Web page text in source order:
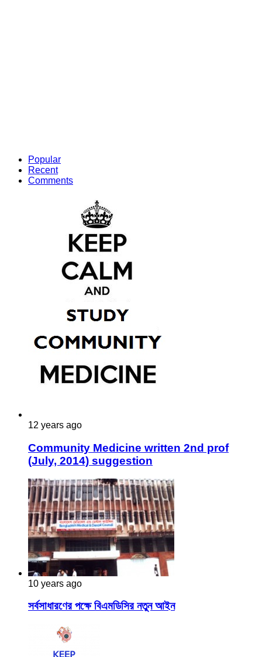
Popular
Recent
Comments
12 years ago
Community Medicine written 2nd prof
(July, 2014) suggestion
10 years ago
সর্বসাধারণের পক্ষে বিএমডিসির নতুন আইন